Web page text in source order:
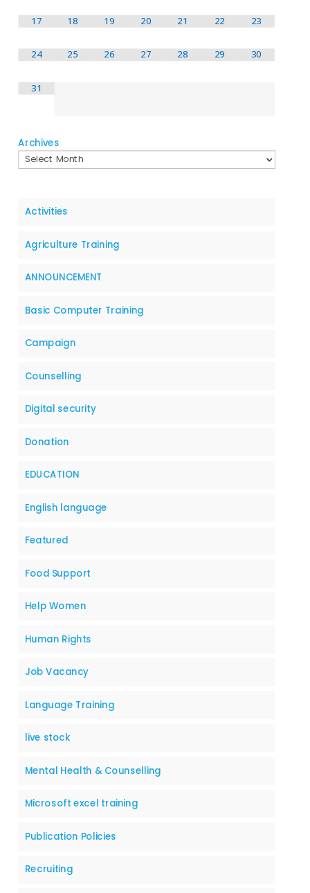
17 18 19 20 21 22 23
24 25 26 27 28 29 30
31
Archives
Activities
Agriculture Training
ANNOUNCEMENT
Basic Computer Training
Campaign
Counselling
Digital security
Donation
EDUCATION
English language
Featured
Food Support
Help Women
Human Rights
Job Vacancy
Language Training
live stock
Mental Health & Counselling
Microsoft excel training
Publication Policies
Recruiting